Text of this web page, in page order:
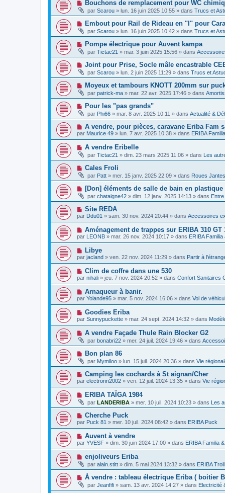
a
g
e
m
e
s
s
a
g
e
e
a
u
m
e
s
s
a
g
e
N
u
v
e
a
u
m
e
s
a
g
e
Bouchons de remplacement pour WC
par Scarou » lun. 16 juin 2025 10:55 » dans Trucs et
N
u
v
e
a
u
m
e
s
s
a
g
e
Embout pour Rail de Rideau en "I" pour
par Scarou » lun. 16 juin 2025 10:42 » dans Trucs et
N
u
e
a
u
m
e
s
s
a
g
e
Pompe électrique pour Auvent kampa
par Tictac21 » mar. 3 juin 2025 15:56 » dans
N
u
v
e
a
u
m
e
s
a
g
e
Joint pour Prise, Socle mâle encastrable
par Scarou » lun. 2 juin 2025 11:29 » dans Trucs et
N
u
v
e
a
u
m
e
s
a
g
e
Moyeux et tambours KNOTT 200mm sur
par patrick-ma » mar. 22 avr. 2025 17:46 » dans
N
u
e
a
u
m
e
s
s
a
g
e
Pour les "pas grands"
par Phi66 » mar. 8 avr. 2025 10:11 » dans Actualité &
N
o
u
e
a
u
m
e
s
s
a
g
e
A vendre, pour pièces, caravane Eriba Fam
par Maurice 49 » lun. 7 avr. 2025 10:38 » dans ERIBA
N
u
e
a
u
m
e
s
s
a
g
e
A vendre Eribelle
par Tictac21 » dim. 23 mars 2025 11:06 » dans Les
N
u
v
a
u
m
e
s
a
g
e
Cales Froli
par Patt » mer. 15 janv. 2025 22:09 » dans Roues
N
o
u
v
e
a
u
m
e
s
s
a
g
e
[Don] éléments de salle de bain en plastique
par chataigne42 » dim. 12 janv. 2025 14:13 » dans
N
o
u
e
a
u
e
s
s
a
g
e
Site REDA
par Ddu01 » sam. 30 nov. 2024 20:44 » dans Accessoires
N
o
u
v
e
a
u
m
e
s
a
g
e
Aménagement de trappes sur ERIBA 310 GT
par LEONB » mar. 26 nov. 2024 10:17 » dans ERIBA Familia
N
o
u
e
a
u
m
e
s
s
a
g
e
Libye
par jacland » ven. 22 nov. 2024 11:29 » dans Partir à
N
o
u
e
a
u
m
e
s
a
g
e
Clim de coffre dans une 530
par nihali » jeu. 7 nov. 2024 20:52 » dans Confort Sanitaires
N
o
u
e
a
u
m
e
s
s
a
g
e
Arnaqueur à banir.
par Yolande95 » mar. 5 nov. 2024 16:06 » dans Vol de
N
o
u
e
a
u
m
e
s
s
a
g
e
Goodies Eriba
par Sunnypuckette » mar. 24 sept. 2024 14:32 » dans
N
u
v
e
a
u
m
e
s
s
a
g
e
A vendre Façade Thule Rain Blocker G2
par bonabri22 » mer. 24 juil. 2024 19:46 » dans
N
u
e
a
u
m
e
s
s
a
g
e
Bon plan 86
par Mymiloo » lun. 15 juil. 2024 20:36 » dans Vie
N
o
u
v
e
a
u
m
e
s
a
g
e
Camping les cochards à St aignan/Cher
par electronn2002 » ven. 12 juil. 2024 13:35 » dans Vie
N
u
e
a
u
m
e
s
a
g
e
ERIBA TAÏGA 1984
par LANDERIBA » mer. 10 juil. 2024 10:23 » dans Les
N
o
u
e
a
u
m
e
s
a
g
Cherche Puck
par Puck 81 » mer. 10 juil. 2024 08:42 » dans ERIBA Puck
N
o
u
e
a
u
m
e
s
Auvent à vendre
par YVESF » dim. 30 juin 2024 17:00 » dans ERIBA Familia
N
u
e
a
u
enjoliveurs Eriba
par alain.stitt » dim. 5 mai 2024 13:32 » dans ERIBA Troll
N
u
À vendre : tableau électrique Eriba ( boitier
par Jeanfifi » sam. 13 avr. 2024 14:27 » dans Electricité